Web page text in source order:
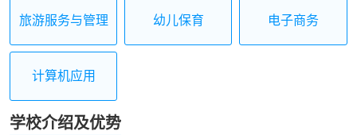
旅游服务与管理 幼儿保育 电子商务
计算机应用
学校介绍及优势